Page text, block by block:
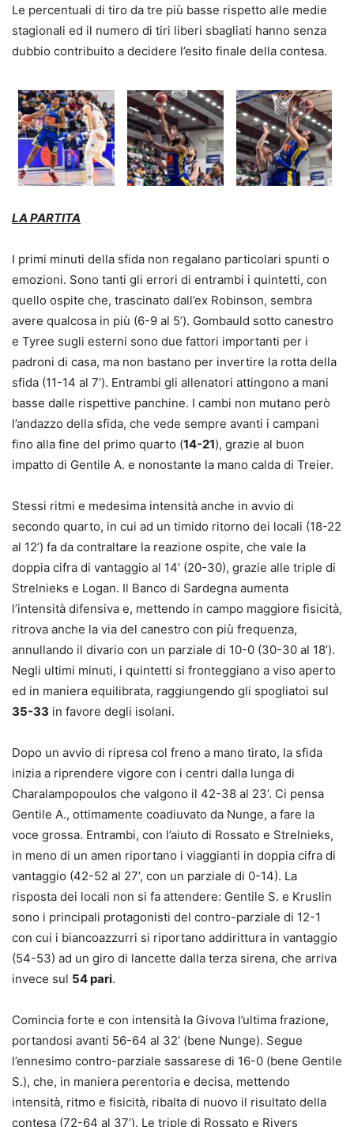
Le percentuali di tiro da tre più basse rispetto alle medie
stagionali ed il numero di tiri liberi sbagliati hanno senza
dubbio contribuito a decidere l’esito finale della contesa.
LA PARTITA
I primi minuti della sfida non regalano particolari spunti o
emozioni. Sono tanti gli errori di entrambi i quintetti, con
quello ospite che, trascinato dall’ex Robinson, sembra
avere qualcosa in più (6-9 al 5’). Gombauld sotto canestro
e Tyree sugli esterni sono due fattori importanti per i
padroni di casa, ma non bastano per invertire la rotta della
sfida (11-14 al 7’). Entrambi gli allenatori attingono a mani
basse dalle rispettive panchine. I cambi non mutano però
l’andazzo della sfida, che vede sempre avanti i campani
fino alla fine del primo quarto (14-21), grazie al buon
impatto di Gentile A. e nonostante la mano calda di Treier.
Stessi ritmi e medesima intensità anche in avvio di
secondo quarto, in cui ad un timido ritorno dei locali (18-22
al 12’) fa da contraltare la reazione ospite, che vale la
doppia cifra di vantaggio al 14’ (20-30), grazie alle triple di
Strelnieks e Logan. Il Banco di Sardegna aumenta
l’intensità difensiva e, mettendo in campo maggiore fisicità,
ritrova anche la via del canestro con più frequenza,
annullando il divario con un parziale di 10-0 (30-30 al 18’).
Negli ultimi minuti, i quintetti si fronteggiano a viso aperto
ed in maniera equilibrata, raggiungendo gli spogliatoi sul
35-33 in favore degli isolani.
Dopo un avvio di ripresa col freno a mano tirato, la sfida
inizia a riprendere vigore con i centri dalla lunga di
Charalampopoulos che valgono il 42-38 al 23’. Ci pensa
Gentile A., ottimamente coadiuvato da Nunge, a fare la
voce grossa. Entrambi, con l’aiuto di Rossato e Strelnieks,
in meno di un amen riportano i viaggianti in doppia cifra di
vantaggio (42-52 al 27’, con un parziale di 0-14). La
risposta dei locali non si fa attendere: Gentile S. e Kruslin
sono i principali protagonisti del contro-parziale di 12-1
con cui i biancoazzurri si riportano addirittura in vantaggio
(54-53) ad un giro di lancette dalla terza sirena, che arriva
invece sul 54 pari.
Comincia forte e con intensità la Givova l’ultima frazione,
portandosi avanti 56-64 al 32’ (bene Nunge). Segue
l’ennesimo contro-parziale sassarese di 16-0 (bene Gentile
S.), che, in maniera perentoria e decisa, mettendo
intensità, ritmo e fisicità, ribalta di nuovo il risultato della
contesa (72-64 al 37’). Le triple di Rossato e Rivers